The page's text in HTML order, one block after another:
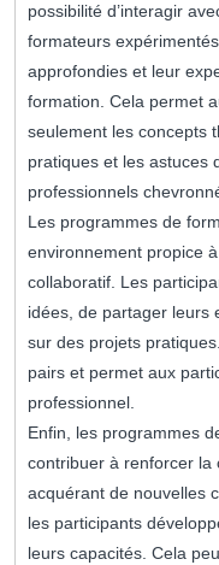
possibilité d’interagir
formateurs
approfondies et leur
formation. Cela permet
seulement les concepts
pratiques et les astuces
professionnels
Les programmes de
environnement propice
collaboratif. Les
idées, de partager leurs
sur des projets
pairs et permet aux
professionnel.
Enfin, les programmes
contribuer à renforcer la
acquérant de nouvelles
les participants
leurs capacités. Cela